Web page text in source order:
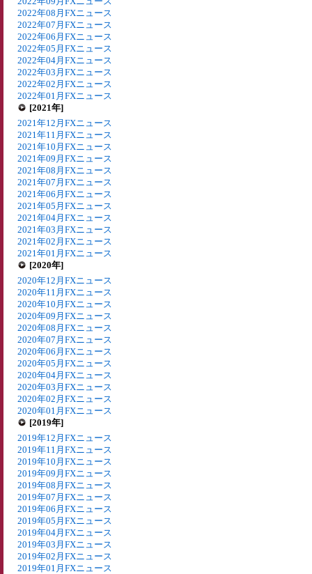
2022年08月FXニュース
2022年07月FXニュース
2022年06月FXニュース
2022年05月FXニュース
2022年04月FXニュース
2022年03月FXニュース
2022年02月FXニュース
2022年01月FXニュース
[2021年]
2021年12月FXニュース
2021年11月FXニュース
2021年10月FXニュース
2021年09月FXニュース
2021年08月FXニュース
2021年07月FXニュース
2021年06月FXニュース
2021年05月FXニュース
2021年04月FXニュース
2021年03月FXニュース
2021年02月FXニュース
2021年01月FXニュース
[2020年]
2020年12月FXニュース
2020年11月FXニュース
2020年10月FXニュース
2020年09月FXニュース
2020年08月FXニュース
2020年07月FXニュース
2020年06月FXニュース
2020年05月FXニュース
2020年04月FXニュース
2020年03月FXニュース
2020年02月FXニュース
2020年01月FXニュース
[2019年]
2019年12月FXニュース
2019年11月FXニュース
2019年10月FXニュース
2019年09月FXニュース
2019年08月FXニュース
2019年07月FXニュース
2019年06月FXニュース
2019年05月FXニュース
2019年04月FXニュース
2019年03月FXニュース
2019年02月FXニュース
2019年01月FXニュース